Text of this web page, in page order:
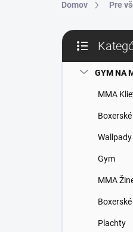
Domov Pre
B
č
kategórie
GYM NA
MMA
Wallpady
Gym
MMA
Plachty